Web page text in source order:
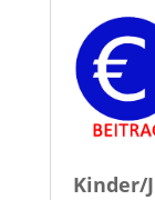
Kinder/